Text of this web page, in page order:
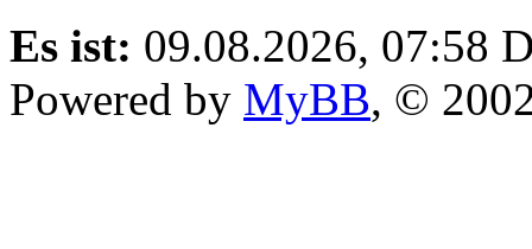
Es ist: 09.08.2026, 07:58
Powered by MyBB, ©